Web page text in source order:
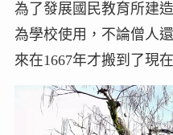
為了發展國民教育所建
為學校使用，不論僧人
來在1667年才搬到了現